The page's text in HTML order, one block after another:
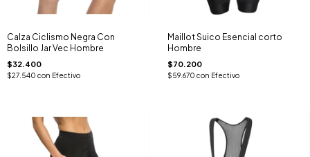
Calza Ciclismo Negra Con
Bolsillo Jar Vec Hombre
$32.400
$27.540 con Efectivo
Maillot Suico Esencial corto
Hombre
$70.200
$59.670 con Efectivo